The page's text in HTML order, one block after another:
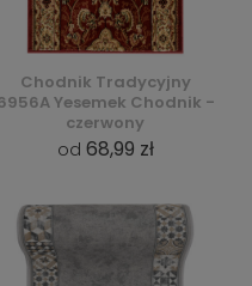
Chodnik Tradycyjny
Yesemek Chodnik -
czerwony
od 68,99 zł